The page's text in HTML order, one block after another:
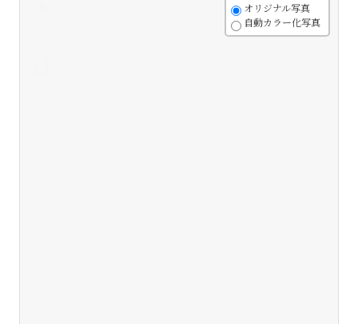
オリジナル写真
自動カラー化写真